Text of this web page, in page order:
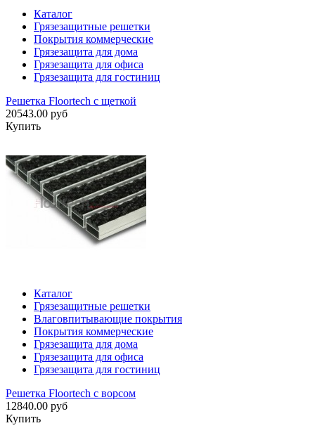
Каталог
Грязезащитные решетки
Покрытия коммерческие
Грязезащита для дома
Грязезащита для офиса
Грязезащита для гостиниц
Решетка Floortech с щеткой
20543.00 руб
Купить
Каталог
Грязезащитные решетки
Влаговпитывающие покрытия
Покрытия коммерческие
Грязезащита для дома
Грязезащита для офиса
Грязезащита для гостиниц
Решетка Floortech с ворсом
12840.00 руб
Купить